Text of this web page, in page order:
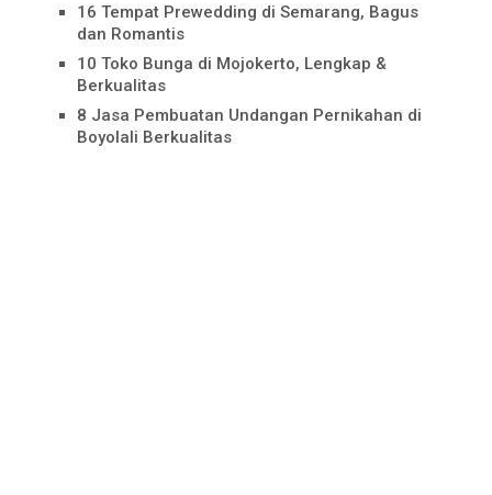
16 Tempat Prewedding di Semarang, Bagus
dan Romantis
10 Toko Bunga di Mojokerto, Lengkap &
Berkualitas
8 Jasa Pembuatan Undangan Pernikahan di
Boyolali Berkualitas